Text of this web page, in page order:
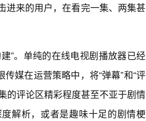
来的用户，在看完一集、两集甚
”。单纯的在线电视剧播放器已经
媒在运营策略中，将“弹幕”和“评
的评论区精彩程度甚至不亚于剧情
解析，或者是趣味十足的剧情梗